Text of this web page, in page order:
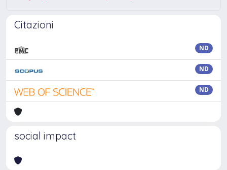
Citazioni
ND
ND
ND
social impact